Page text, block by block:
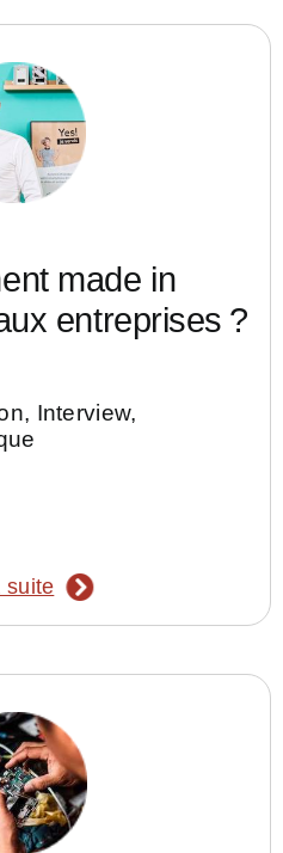
made in
entreprises ?
, Interview,
suite